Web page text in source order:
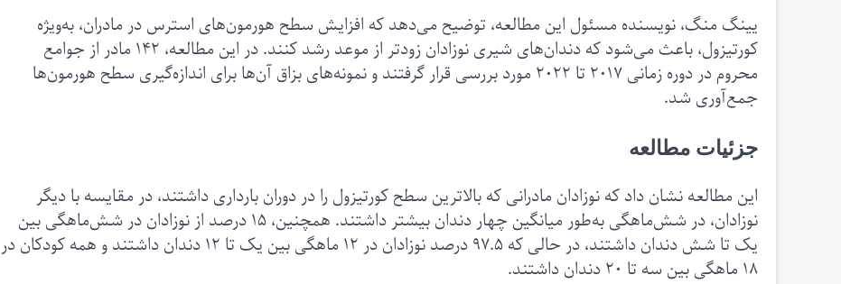
یینگ منگ، نویسنده مسئول این مطالعه، توضیح می‌دهد که افزایش سطح هورمون‌های استرس در مادران، به‌ویژه
کورتیزول، باعث می‌شود که دندان‌های شیری نوزادان زودتر از موعد رشد کنند. در این مطالعه، ۱۴۲ مادر از جوامع
محروم در دوره زمانی ۲۰۱۷ تا ۲۰۲۲ مورد بررسی قرار گرفتند و نمونه‌های بزاق آن‌ها برای اندازه‌گیری سطح هورمون‌ها
جمع‌آوری شد.
جزئیات مطالعه
این مطالعه نشان داد که نوزادان مادرانی که بالاترین سطح کورتیزول را در دوران بارداری داشتند، در مقایسه با دیگر
نوزادان، در شش‌ماهگی به‌طور میانگین چهار دندان بیشتر داشتند. همچنین، ۱۵ درصد از نوزادان در شش‌ماهگی بین
یک تا شش دندان داشتند، در حالی که ۹۷.۵ درصد نوزادان در ۱۲ ماهگی بین یک تا ۱۲ دندان داشتند و همه کودکان در
۱۸ ماهگی بین سه تا ۲۰ دندان داشتند.